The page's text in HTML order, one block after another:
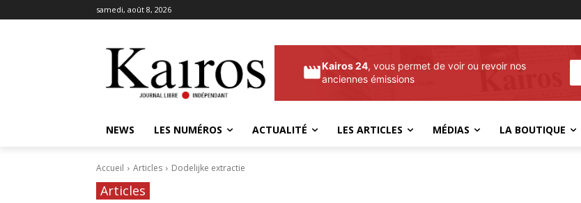
samedi, août 8, 2026
Kairos 24, vous permet de voir ou revoir nos
anciennes émissions
NEWS LES NUMÉROS ACTUALITÉ LES ARTICLES MÉDIAS LA BOUTIQUE
Accueil Articles Dodelijke extractie
Articles